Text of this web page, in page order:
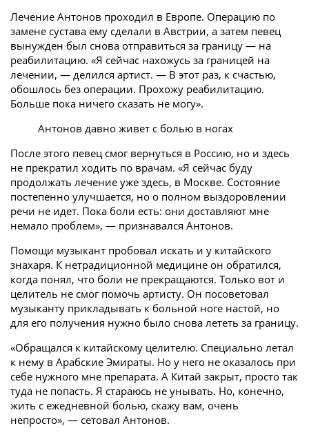
Лечение Антонов проходил в Европе. Операцию по
замене сустава ему сделали в Австрии, а затем певец
вынужден был снова отправиться за границу — на
реабилитацию. «Я сейчас нахожусь за границей на
лечении, — делился артист. — В этот раз, к счастью,
обошлось без операции. Прохожу реабилитацию.
Больше пока ничего сказать не могу».
Антонов давно живет с болью в ногах
После этого певец смог вернуться в Россию, но и здесь
не прекратил ходить по врачам. «Я сейчас буду
продолжать лечение уже здесь, в Москве. Состояние
постепенно улучшается, но о полном выздоровлении
речи не идет. Пока боли есть: они доставляют мне
немало проблем», — признавался Антонов.
Помощи музыкант пробовал искать и у китайского
знахаря. К нетрадиционной медицине он обратился,
когда понял, что боли не прекращаются. Только вот и
целитель не смог помочь артисту. Он посоветовал
музыканту прикладывать к больной ноге настой, но
для его получения нужно было снова лететь за границу.
«Обращался к китайскому целителю. Специально летал
к нему в Арабские Эмираты. Но у него не оказалось при
себе нужного мне препарата. А Китай закрыт, просто так
туда не попасть. Я стараюсь не унывать. Но, конечно,
жить с ежедневной болью, скажу вам, очень
непросто», — сетовал Антонов.